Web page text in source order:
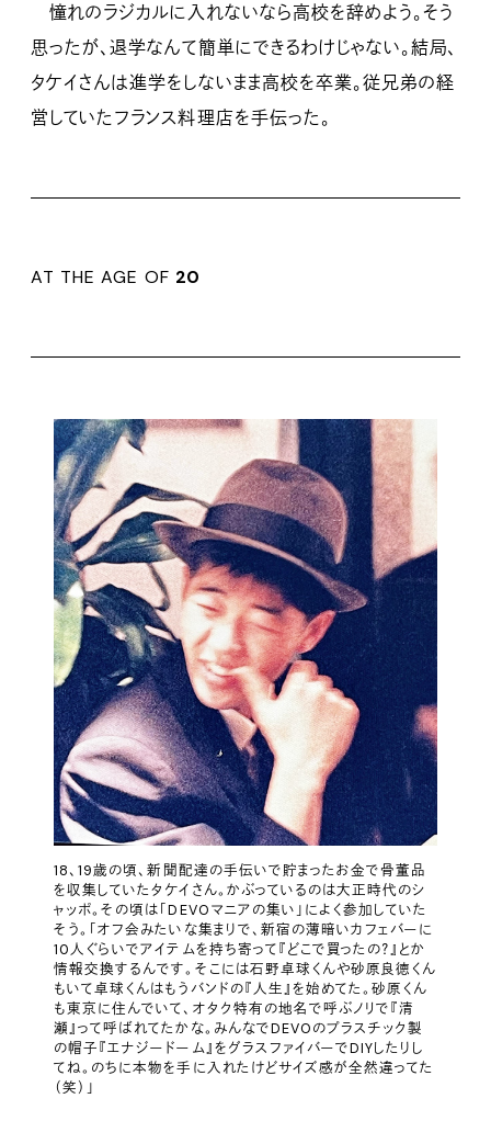
憧れのラジカルに入れないなら高校を辞めよう。そう
思ったが、退学なんて簡単にできるわけじゃない。結局、
タケイさんは進学をしないまま高校を卒業。従兄弟の経
営していたフランス料理店を手伝った。
AT THE AGE OF 20
18、19歳の頃、新聞配達の手伝いで貯まったお金で骨董品
を収集していたタケイさん。かぶっているのは大正時代のシ
ャッポ。その頃は「DEVOマニアの集い」によく参加していた
そう。「オフ会みたいな集まりで、新宿の薄暗いカフェバーに
10人ぐらいでアイテムを持ち寄って『どこで買ったの？』とか
情報交換するんです。そこには石野卓球くんや砂原良徳くん
もいて卓球くんはもうバンドの『人生』を始めてた。砂原くん
も東京に住んでいて、オタク特有の地名で呼ぶノリで『清
瀬』って呼ばれてたかな。みんなでDEVOのプラスチック製
の帽子『エナジードーム』をグラスファイバーでDIYしたりし
てね。のちに本物を手に入れたけどサイズ感が全然違ってた
（笑）」